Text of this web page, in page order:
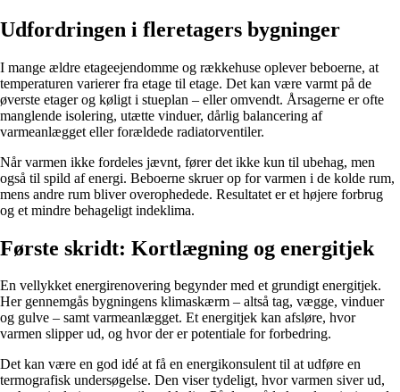
Udfordringen i fleretagers bygninger
I mange ældre etageejendomme og rækkehuse oplever beboerne, at
temperaturen varierer fra etage til etage. Det kan være varmt på de
øverste etager og køligt i stueplan – eller omvendt. Årsagerne er ofte
manglende isolering, utætte vinduer, dårlig balancering af
varmeanlægget eller forældede radiatorventiler.
Når varmen ikke fordeles jævnt, fører det ikke kun til ubehag, men
også til spild af energi. Beboerne skruer op for varmen i de kolde rum,
mens andre rum bliver overophedede. Resultatet er et højere forbrug
og et mindre behageligt indeklima.
Første skridt: Kortlægning og energitjek
En vellykket energirenovering begynder med et grundigt energitjek.
Her gennemgås bygningens klimaskærm – altså tag, vægge, vinduer
og gulve – samt varmeanlægget. Et energitjek kan afsløre, hvor
varmen slipper ud, og hvor der er potentiale for forbedring.
Det kan være en god idé at få en energikonsulent til at udføre en
termografisk undersøgelse. Den viser tydeligt, hvor varmen siver ud,